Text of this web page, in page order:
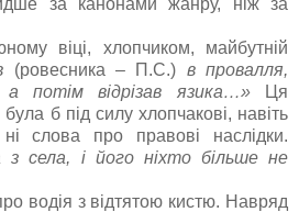
віці, хлопчиком, майбутній
(ровесника – П.С.) в провалля,
потім відрізав язика…»Ця
б під силу хлопчакові, навіть
слова про правові наслідки.
з села, і його ніхто більше не
водія з відтятою кистю. Навряд